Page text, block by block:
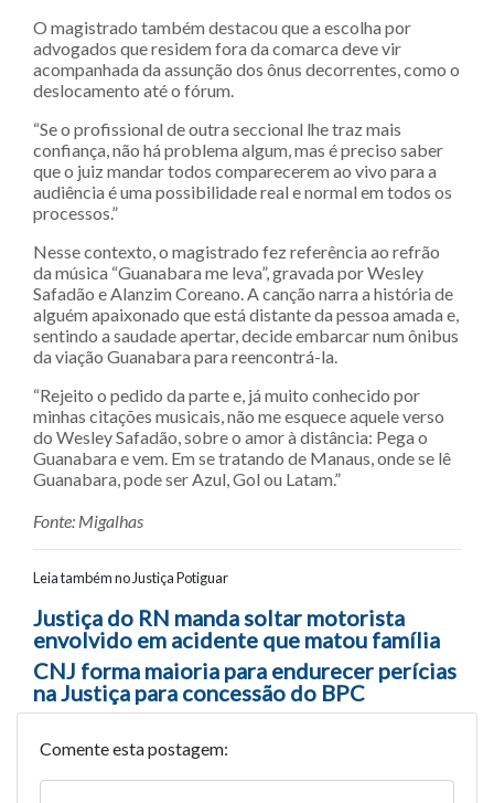
O magistrado também destacou que a escolha por
advogados que residem fora da comarca deve vir
acompanhada da assunção dos ônus decorrentes, como o
deslocamento até o fórum.
“Se o profissional de outra seccional lhe traz mais
confiança, não há problema algum, mas é preciso saber
que o juiz mandar todos comparecerem ao vivo para a
audiência é uma possibilidade real e normal em todos os
processos.”
Nesse contexto, o magistrado fez referência ao refrão
da música “Guanabara me leva”, gravada por Wesley
Safadão e Alanzim Coreano. A canção narra a história de
alguém apaixonado que está distante da pessoa amada e,
sentindo a saudade apertar, decide embarcar num ônibus
da viação Guanabara para reencontrá-la.
“Rejeito o pedido da parte e, já muito conhecido por
minhas citações musicais, não me esquece aquele verso
do Wesley Safadão, sobre o amor à distância: Pega o
Guanabara e vem. Em se tratando de Manaus, onde se lê
Guanabara, pode ser Azul, Gol ou Latam.”
Fonte: Migalhas
Leia também no Justiça Potiguar
Navegação entre posts
Justiça do RN manda soltar motorista
envolvido em acidente que matou família
CNJ forma maioria para endurecer perícias
na Justiça para concessão do BPC
Comente esta postagem: